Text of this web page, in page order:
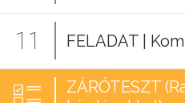
11 FELADAT |
ZÁRÓTESZT